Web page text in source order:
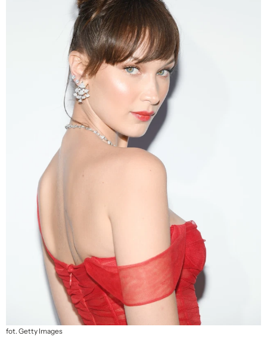
fot. Getty Images